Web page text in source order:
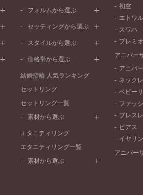
プラチナ
ピンクゴールド
ペールブラウンゴールド
フォルムから選ぶ
ストレートライン
V字ライン
セッティングから選ぶ
プレーン
セベラルメレ
ラインメレ
スタイルから選ぶ
シンプル
モード
エレガント
ゴージャス
価格帯から選ぶ
50万円～
20万円～30万円
10万円～20万円
結婚指輪 人気ランキング
セットリング
セットリング一覧
素材から選ぶ
プラチナ
ペールブラウンゴールド
エタニティリング
エタニティリング一覧
素材から選ぶ
初空
エトワル
スワハ
プレミ
アニバー
アニバ
ネック
ベビー
ファッ
ブレス
ピアス
イヤリ
アニバー